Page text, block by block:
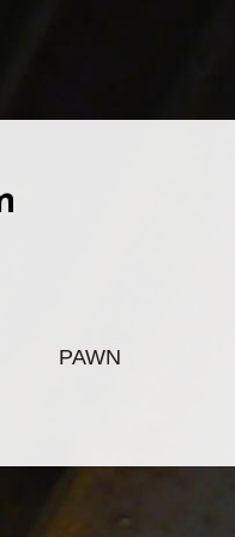
PAWN